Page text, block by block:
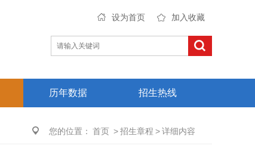
设为首页 加入收藏
历年数据 招生热线
您的位置： 首页 >招生章程 >详细内容